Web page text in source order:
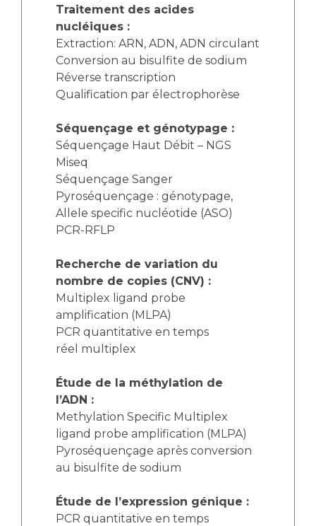
Traitement des acides
nucléiques :
Extraction: ARN, ADN, ADN circulant
Conversion au bisulfite de sodium
Réverse transcription
Qualification par électrophorèse
Séquençage et génotypage :
Séquençage Haut Débit – NGS
Miseq
Séquençage Sanger
Pyroséquençage : génotypage,
Allele specific nucléotide (ASO)
PCR-RFLP
Recherche de variation du
nombre de copies (CNV) :
Multiplex ligand probe
amplification (MLPA)
PCR quantitative en temps
réel multiplex
Étude de la méthylation de
l’ADN :
Methylation Specific Multiplex
ligand probe amplification (MLPA)
Pyroséquençage après conversion
au bisulfite de sodium
Étude de l’expression génique :
PCR quantitative en temps